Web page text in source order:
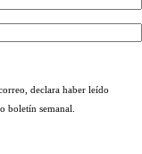
declara haber leído
boletín semanal.